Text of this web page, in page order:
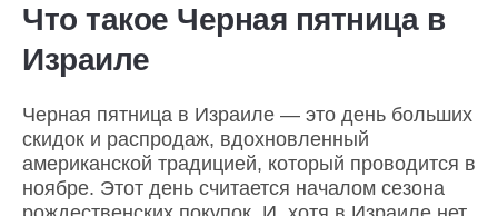
Что такое Черная пятница в
Израиле
Черная пятница в Израиле — это день больших
скидок и распродаж, вдохновленный
американской традицией, который проводится в
ноябре. Этот день считается началом сезона